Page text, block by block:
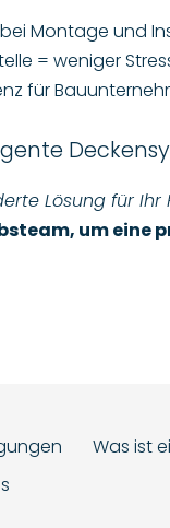
bei Montage und
= weniger
für
Lösung für
um
Was ist